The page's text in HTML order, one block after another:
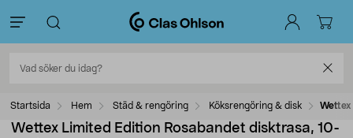
Startsida Hem Städ & rengöring Köksrengöring & disk
Wettex Limited Edition Rosabandet disktrasa, 10-